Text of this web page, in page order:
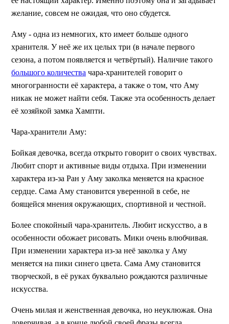
желание, совсем не ожидая, что оно сбудется.
Аму - одна из немногих, кто имеет больше одного
хранителя. У неё же их целых три (в начале первого
сезона, а потом появляется и четвёртый). Наличие такого
большого количества чара-хранителей говорит о
многогранности её характера, а также о том, что Аму
никак не может найти себя. Также эта особенность делает
её хозяйкой замка Хампти.
Чара-хранители Аму:
Бойкая девочка, всегда открыто говорит о своих чувствах.
Любит спорт и активные виды отдыха. При изменении
характера из-за Ран у Аму заколка меняется на красное
сердце. Сама Аму становится уверенной в себе, не
боящейся мнения окружающих, спортивной и честной.
Более спокойный чара-хранитель. Любит искусство, а в
особенности обожает рисовать. Мики очень влюбчивая.
При изменении характера из-за неё заколка у Аму
меняется на пики синего цвета. Сама Аму становится
творческой, в её руках буквально рождаются различные
искусства.
Очень милая и женственная девочка, но неуклюжая. Она